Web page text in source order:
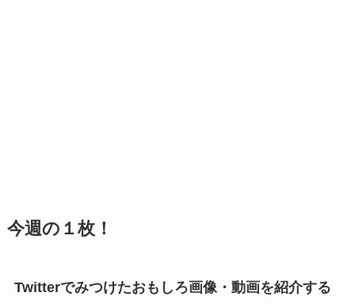
今週の１枚！
Twitterでみつけたおもしろ画像・動画を紹介する